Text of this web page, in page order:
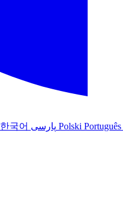
한국어 Polski Português